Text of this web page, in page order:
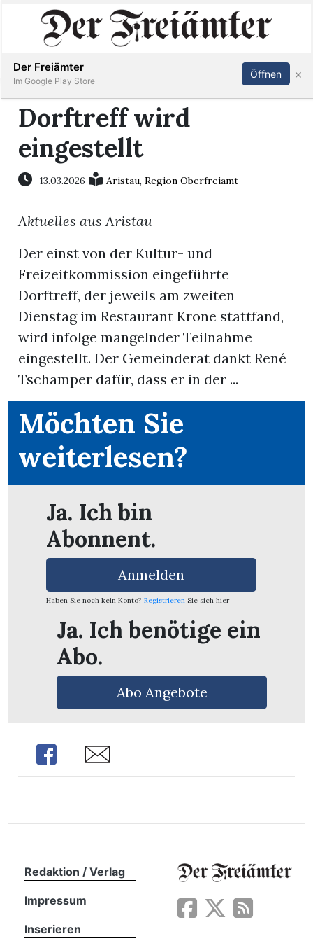
Immobilien
Veranstaltungen
Stellen
E-
Paper
Newsletter
Inserieren Abonnieren Anmelden
Dorftreff wird
eingestellt
13.03.2026 Aristau,Region Oberfreiamt
Aktuelles aus Aristau
Der einst von der Kultur- und
Freizeitkommission eingeführte
Dorftreff, der jeweils am zweiten
Dienstag im Restaurant Krone stattfand,
wird infolge mangelnder Teilnahme
eingestellt. Der Gemeinderat dankt René
Tschamper dafür, dass er in der ...
Möchten Sie
weiterlesen?
Ja. Ich bin
Abonnent.
Anmelden
Haben Sie noch kein Konto? Registrieren Sie sich hier
Ja. Ich benötige ein
Abo.
Abo Angebote
Share Share
Redaktion / Verlag
Impressum
Inserieren
Der Freiämter
Im Google Play Store
Öffnen ×